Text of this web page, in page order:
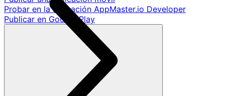
Probar en la aplicación AppMaster.io Developer
Publicar en Google Play